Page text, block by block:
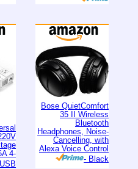
Bose QuietComfort
35 II Wireless
Bluetooth
Headphones, Noise-
Cancelling, with
Alexa Voice Control
- Black
4-